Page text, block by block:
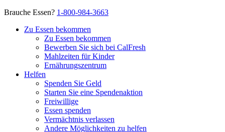
Brauche Essen? 1-800-984-3663
Zu Essen bekommen
Zu Essen bekommen
Bewerben Sie sich bei CalFresh
Mahlzeiten für Kinder
Ernährungszentrum
Helfen
Spenden Sie Geld
Starten Sie eine Spendenaktion
Freiwillige
Essen spenden
Vermächtnis verlassen
Andere Möglichkeiten zu helfen